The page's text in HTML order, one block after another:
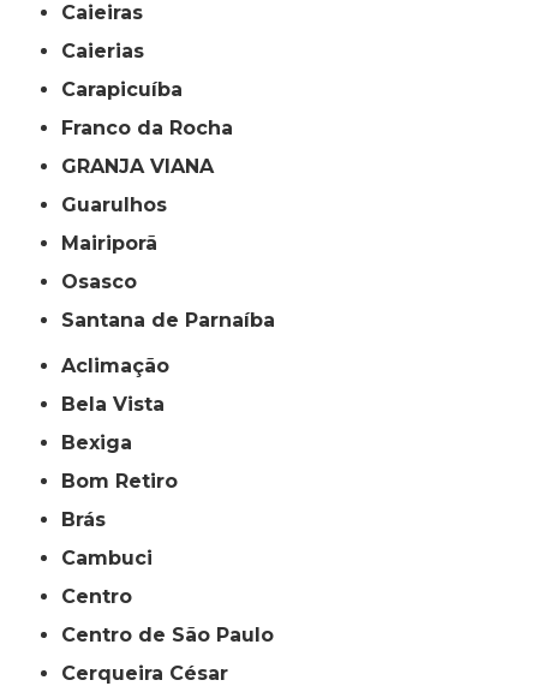
Caieiras
Caierias
Carapicuíba
Franco da Rocha
GRANJA VIANA
Guarulhos
Mairiporã
Osasco
Santana de Parnaíba
Aclimação
Bela Vista
Bexiga
Bom Retiro
Brás
Cambuci
Centro
Centro de São Paulo
Cerqueira César